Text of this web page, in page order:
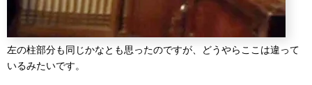
左の柱部分も同じかなとも思ったのですが、どうやらここは違って
いるみたいです。